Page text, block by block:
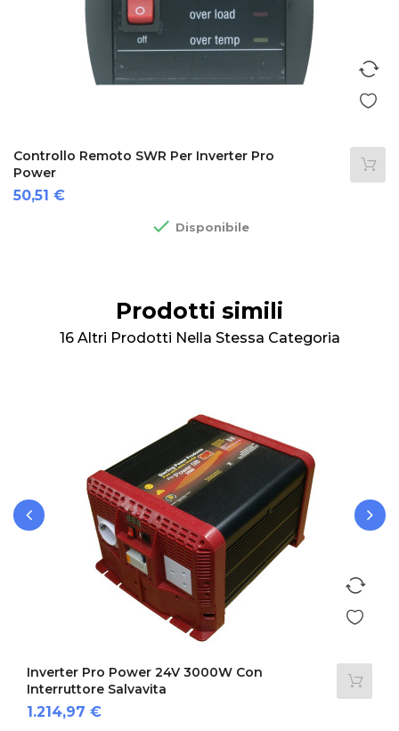
Controllo Remoto SWR Per Inverter Pro
Power
Prezzo
50,51 €
 Disponibile
Prodotti simili
16 Altri Prodotti Nella Stessa Categoria
Inverter Pro Power 24V 3000W Con
Interruttore Salvavita
Prezzo
1.214,97 €